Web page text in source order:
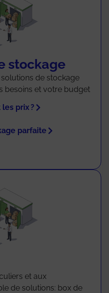
stockage
de stockage
besoins et votre budget
prix ?
parfaite
et aux
de solutions: box de